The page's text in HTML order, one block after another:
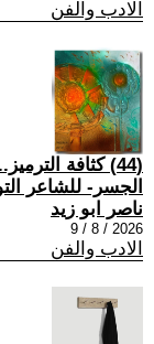
الادب والفن
(44) كثافة
الجسر- للشاعر
ناصر ابو زيد
2026 / 8 / 9
الادب والفن